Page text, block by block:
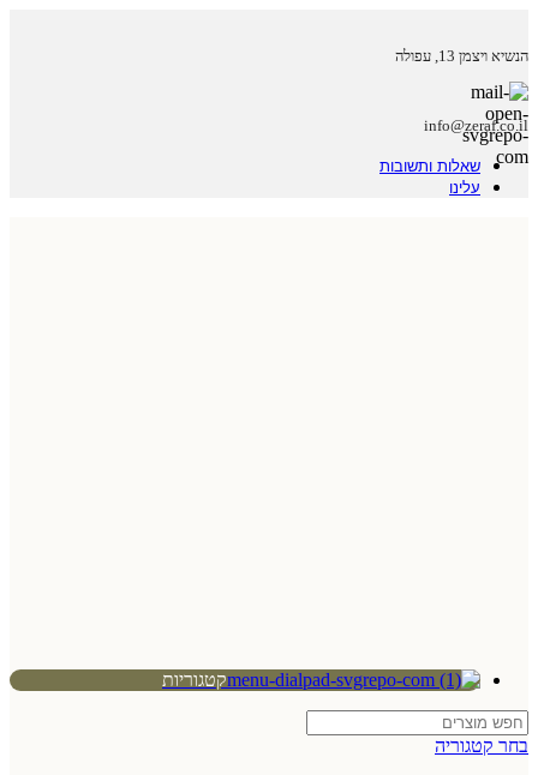
הנשיא ויצמן 13, עפולה
info@zeraf.co.il
שאלות ותשובות
עלינו
קטגוריות
בחר קטגוריה